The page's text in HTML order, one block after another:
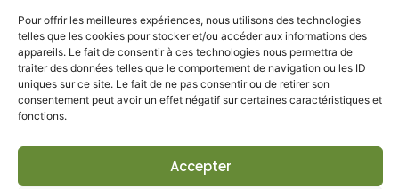
Pour offrir les meilleures expériences, nous utilisons des technologies
telles que les cookies pour stocker et/ou accéder aux informations des
appareils. Le fait de consentir à ces technologies nous permettra de
traiter des données telles que le comportement de navigation ou les ID
uniques sur ce site. Le fait de ne pas consentir ou de retirer son
consentement peut avoir un effet négatif sur certaines caractéristiques et
fonctions.
Accepter
Étienne
Internet et
webmaster
Maison et jardin